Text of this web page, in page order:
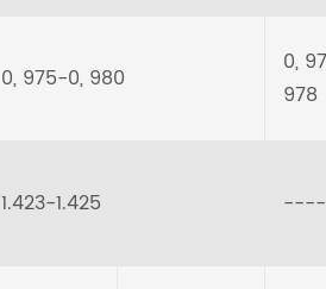
0, 975-0, 980
0,
978
1.423-1.425 ----